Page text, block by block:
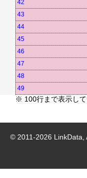
42
43
44
45
46
47
48
49
※ 100行まで表示して
© 2011-2026 LinkData,